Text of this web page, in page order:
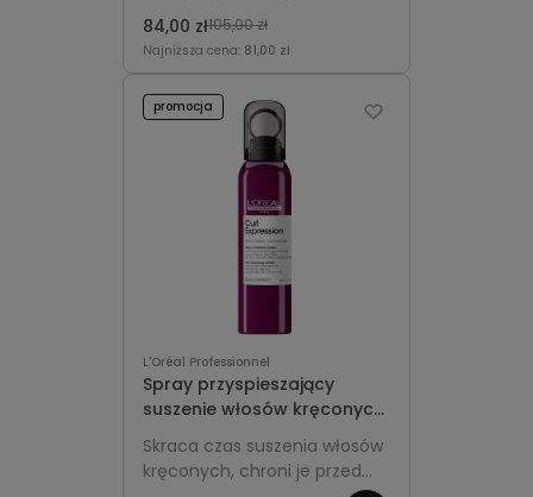
naturalny blask bez efektu
sztywności.
84,00 zł105,00 zł
Najniższa cena: 81,00 zł
L'Oréal Professionnel
Spray przyspieszający
suszenie włosów kręconych
150ml - L'Oréal
Professionnel Curl
Expression
Skraca czas suszenia włosów
kręconych, chroni je przed
promocja